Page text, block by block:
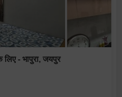
लिए - भापुरा, जयपुर